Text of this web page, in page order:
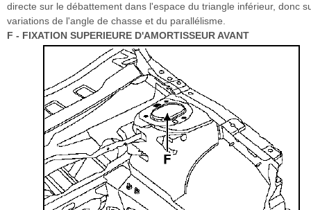
directe sur le débattement dans l'espace du triangle inférieur, donc
variations de l'angle de chasse et du parallélisme.
F - FIXATION SUPERIEURE D'AMORTISSEUR AVANT